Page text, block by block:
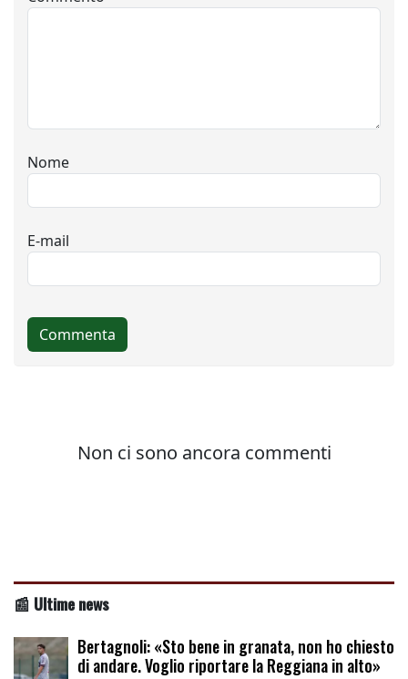
📰 Ultime news
Bertagnoli: «Sto bene in granata, non ho chiesto
di andare. Voglio riportare la Reggiana in alto»